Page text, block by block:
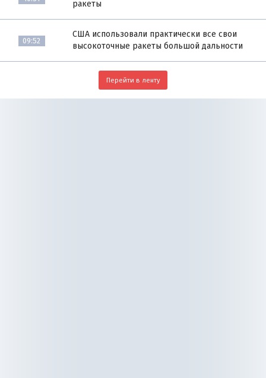
ракеты
09:52
США использовали практически все свои
высокоточные ракеты большой дальности
Перейти в ленту